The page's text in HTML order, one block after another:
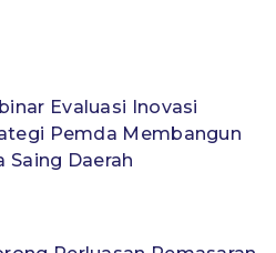
Evaluasi Inovasi
Pemda Membangun
Saing Daerah